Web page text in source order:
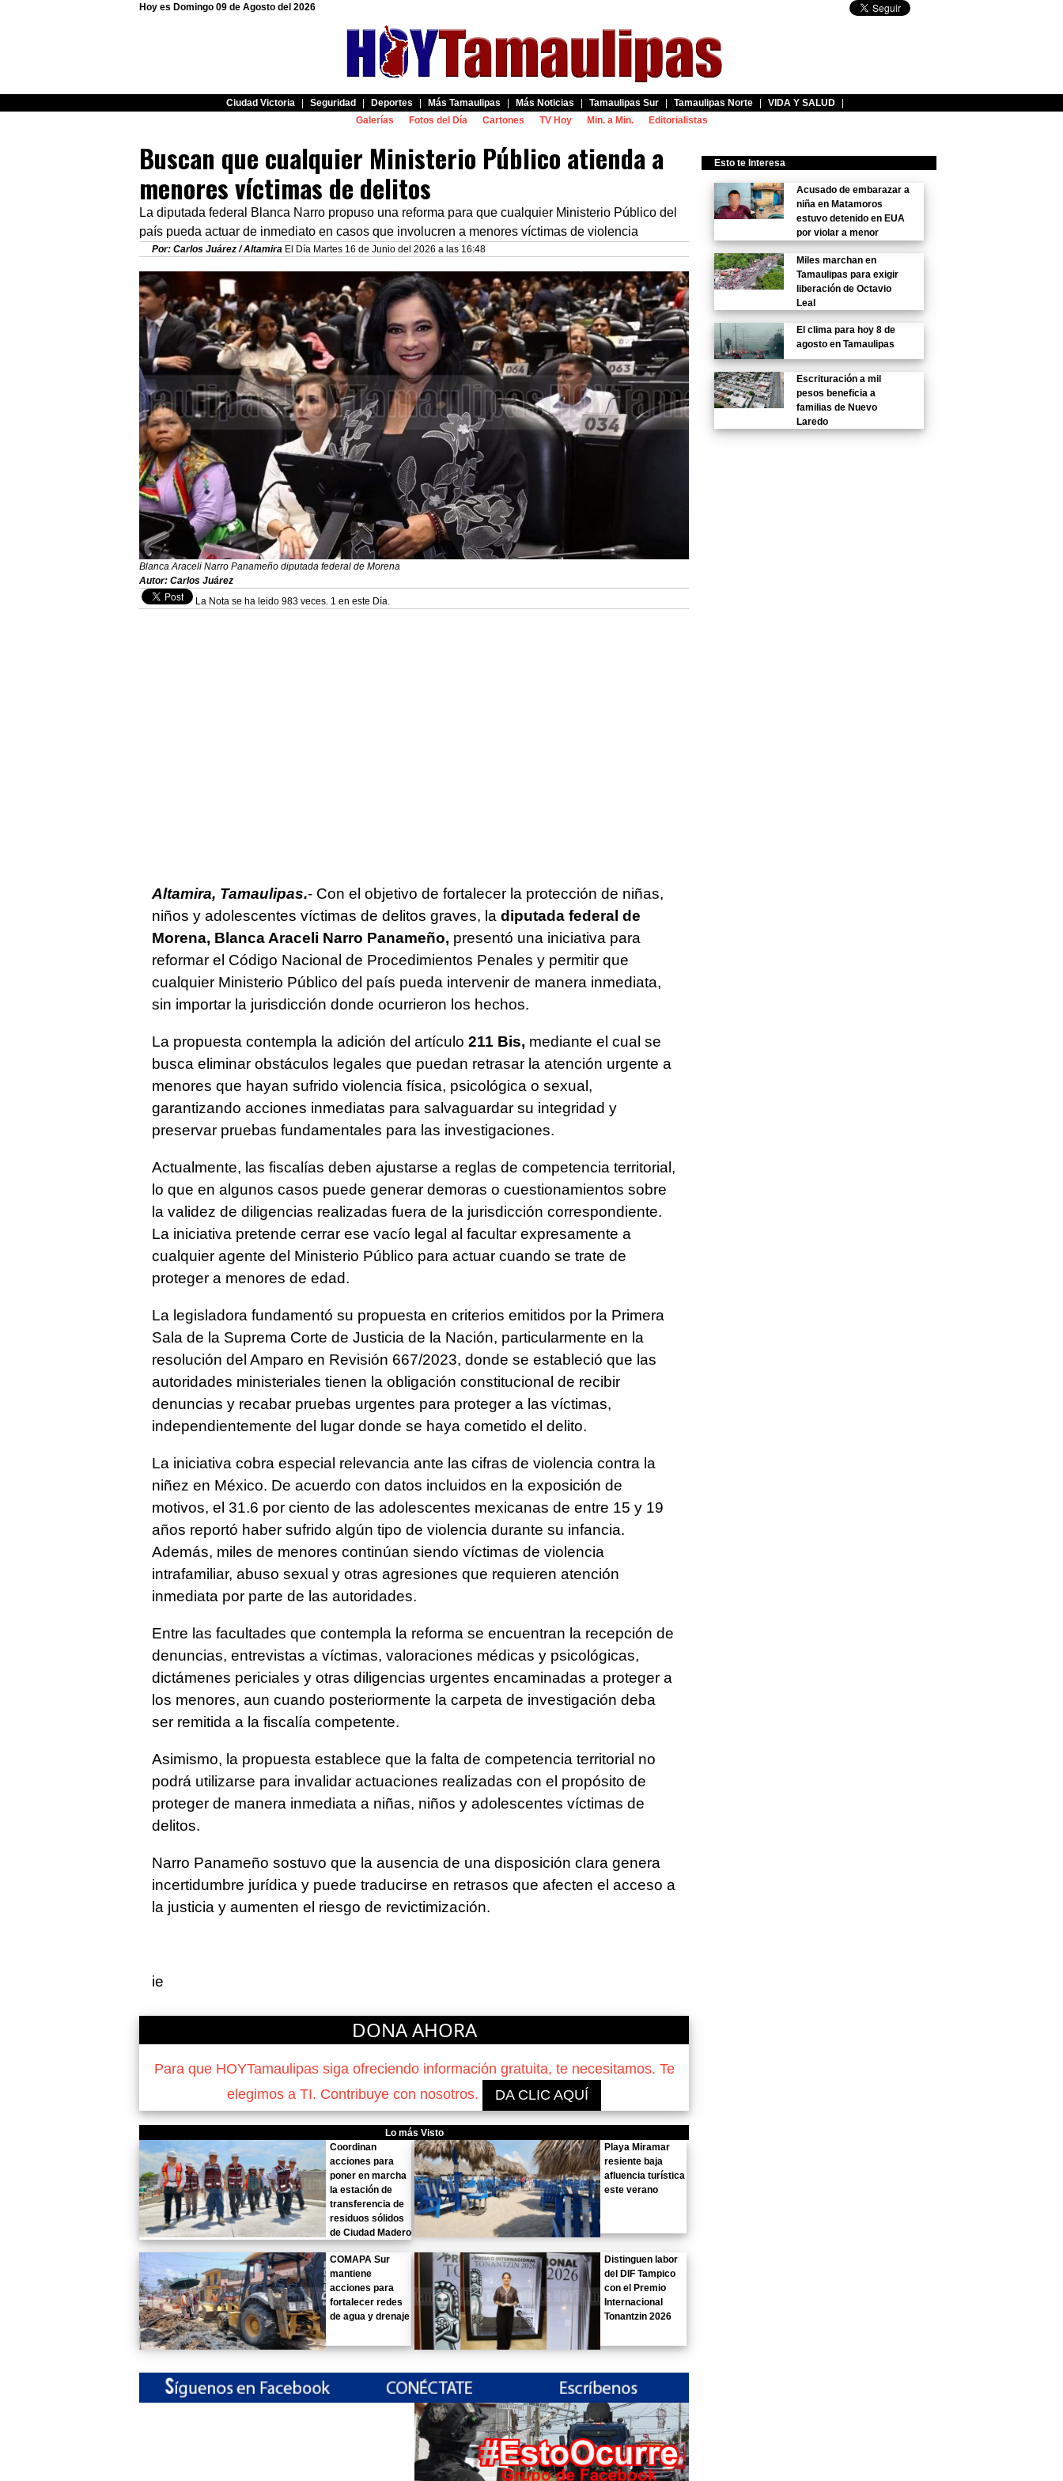
Hoy es Domingo 09 de Agosto del 2026
Ciudad Victoria Seguridad Deportes Más Tamaulipas Más Noticias Tamaulipas Sur Tamaulipas Norte VIDA Y SALUD
Galerías
Fotos del Día Cartones TV Hoy Min. a Min. Editorialistas
Buscan que cualquier Ministerio Público atienda a
menores víctimas de delitos
La diputada federal Blanca Narro propuso una reforma para que cualquier Ministerio Público del
país pueda actuar de inmediato en casos que involucren a menores víctimas de violencia
Por: Carlos Juárez / Altamira El Día Martes 16 de Junio del 2026 a las 16:48
Blanca Araceli Narro Panameño diputada federal de Morena
Autor: Carlos Juárez
La Nota se ha leido 983 veces. 1 en este Día.
Altamira, Tamaulipas.- Con el objetivo de fortalecer la protección de niñas,
niños y adolescentes víctimas de delitos graves, la diputada federal de
Morena, Blanca Araceli Narro Panameño, presentó una iniciativa para
reformar el Código Nacional de Procedimientos Penales y permitir que
cualquier Ministerio Público del país pueda intervenir de manera inmediata,
sin importar la jurisdicción donde ocurrieron los hechos.
La propuesta contempla la adición del artículo 211 Bis, mediante el cual se
busca eliminar obstáculos legales que puedan retrasar la atención urgente a
menores que hayan sufrido violencia física, psicológica o sexual,
garantizando acciones inmediatas para salvaguardar su integridad y
preservar pruebas fundamentales para las investigaciones.
Actualmente, las fiscalías deben ajustarse a reglas de competencia territorial,
lo que en algunos casos puede generar demoras o cuestionamientos sobre
la validez de diligencias realizadas fuera de la jurisdicción correspondiente.
La iniciativa pretende cerrar ese vacío legal al facultar expresamente a
cualquier agente del Ministerio Público para actuar cuando se trate de
proteger a menores de edad.
La legisladora fundamentó su propuesta en criterios emitidos por la Primera
Sala de la Suprema Corte de Justicia de la Nación, particularmente en la
resolución del Amparo en Revisión 667/2023, donde se estableció que las
autoridades ministeriales tienen la obligación constitucional de recibir
denuncias y recabar pruebas urgentes para proteger a las víctimas,
independientemente del lugar donde se haya cometido el delito.
La iniciativa cobra especial relevancia ante las cifras de violencia contra la
niñez en México. De acuerdo con datos incluidos en la exposición de
motivos, el 31.6 por ciento de las adolescentes mexicanas de entre 15 y 19
años reportó haber sufrido algún tipo de violencia durante su infancia.
Además, miles de menores continúan siendo víctimas de violencia
intrafamiliar, abuso sexual y otras agresiones que requieren atención
inmediata por parte de las autoridades.
Entre las facultades que contempla la reforma se encuentran la recepción de
denuncias, entrevistas a víctimas, valoraciones médicas y psicológicas,
dictámenes periciales y otras diligencias urgentes encaminadas a proteger a
los menores, aun cuando posteriormente la carpeta de investigación deba
ser remitida a la fiscalía competente.
Asimismo, la propuesta establece que la falta de competencia territorial no
podrá utilizarse para invalidar actuaciones realizadas con el propósito de
proteger de manera inmediata a niñas, niños y adolescentes víctimas de
delitos.
Narro Panameño sostuvo que la ausencia de una disposición clara genera
incertidumbre jurídica y puede traducirse en retrasos que afecten el acceso a
la justicia y aumenten el riesgo de revictimización.
ie
DONA AHORA
Para que HOYTamaulipas siga ofreciendo información gratuita, te necesitamos. Te
elegimos a TI. Contribuye con nosotros.
DA CLIC AQUÍ
Lo más Visto
Coordinan
acciones para
poner en marcha
la estación de
transferencia de
residuos sólidos
de Ciudad Madero
Playa Miramar
resiente baja
afluencia turística
este verano
COMAPA Sur
mantiene
acciones para
fortalecer redes
de agua y drenaje
Distinguen labor
del DIF Tampico
con el Premio
Internacional
Tonantzin 2026
Esto te Interesa
Acusado de embarazar a
niña en Matamoros
estuvo detenido en EUA
por violar a menor
Miles marchan en
Tamaulipas para exigir
liberación de Octavio
Leal
El clima para hoy 8 de
agosto en Tamaulipas
Escrituración a mil
pesos beneficia a
familias de Nuevo
Laredo